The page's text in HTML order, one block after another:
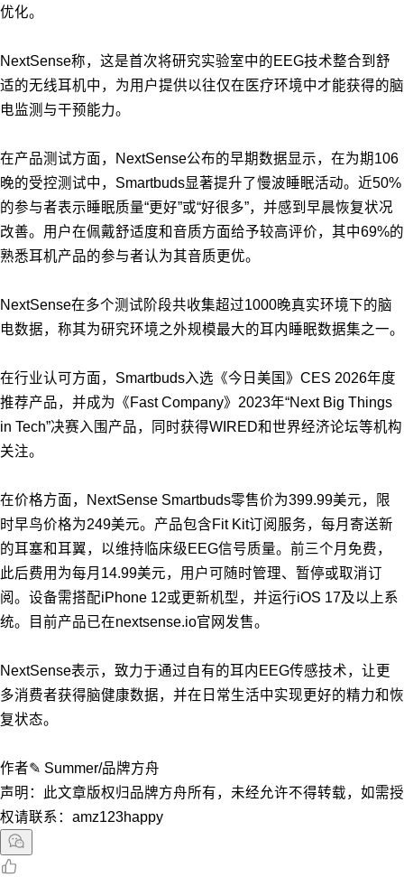
优化。
NextSense称，这是首次将研究实验室中的EEG技术整合到舒
适的无线耳机中，为用户提供以往仅在医疗环境中才能获得的脑
电监测与干预能力。
在产品测试方面，NextSense公布的早期数据显示，在为期106
晚的受控测试中，Smartbuds显著提升了慢波睡眠活动。近50%
的参与者表示睡眠质量“更好”或“好很多”，并感到早晨恢复状况
改善。用户在佩戴舒适度和音质方面给予较高评价，其中69%的
熟悉耳机产品的参与者认为其音质更优。
NextSense在多个测试阶段共收集超过1000晚真实环境下的脑
电数据，称其为研究环境之外规模最大的耳内睡眠数据集之一。
在行业认可方面，Smartbuds入选《今日美国》CES 2026年度
推荐产品，并成为《Fast Company》2023年“Next Big Things
in Tech”决赛入围产品，同时获得WIRED和世界经济论坛等机构
关注。
在价格方面，NextSense Smartbuds零售价为399.99美元，限
时早鸟价格为249美元。产品包含Fit Kit订阅服务，每月寄送新
的耳塞和耳翼，以维持临床级EEG信号质量。前三个月免费，
此后费用为每月14.99美元，用户可随时管理、暂停或取消订
阅。设备需搭配iPhone 12或更新机型，并运行iOS 17及以上系
统。目前产品已在nextsense.io官网发售。
NextSense表示，致力于通过自有的耳内EEG传感技术，让更
多消费者获得脑健康数据，并在日常生活中实现更好的精力和恢
复状态。
作者✎ Summer/品牌方舟
声明：此文章版权归品牌方舟所有，未经允许不得转载，如需授
权请联系：amz123happy